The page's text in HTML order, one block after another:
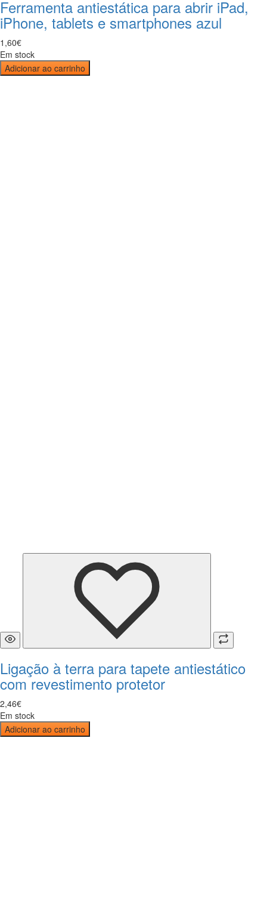
Ferramenta antiestática para abrir iPad,
iPhone, tablets e smartphones azul
1 ,60€
Em stock
Adicionar ao carrinho
Ligação à terra para tapete antiestático
com revestimento protetor
2,46€
Em stock
Adicionar ao carrinho